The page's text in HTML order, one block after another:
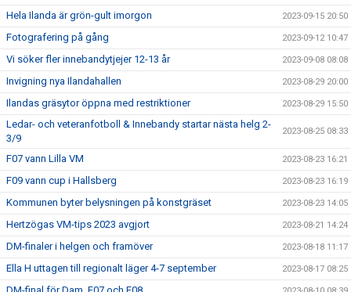
Hela Ilanda är grön-gult imorgon 2023-09-15 20:50
Fotografering på gång 2023-09-12 10:47
Vi söker fler innebandytjejer 12-13 år 2023-09-08 08:08
Invigning nya Ilandahallen 2023-08-29 20:00
Ilandas gräsytor öppna med restriktioner 2023-08-29 15:50
Ledar- och veteranfotboll & Innebandy startar nästa helg 2-
3/9
2023-08-25 08:33
F07 vann Lilla VM 2023-08-23 16:21
F09 vann cup i Hallsberg 2023-08-23 16:19
Kommunen byter belysningen på konstgräset 2023-08-23 14:05
Hertzögas VM-tips 2023 avgjort 2023-08-21 14:24
DM-finaler i helgen och framöver 2023-08-18 11:17
Ella H uttagen till regionalt läger 4-7 september 2023-08-17 08:25